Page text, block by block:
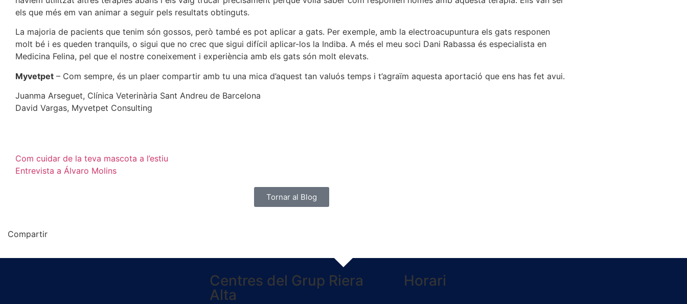
els que més em van animar a seguir pels resultats obtinguts.
La majoria de pacients que tenim són gossos, però també es pot aplicar a gats. Per exemple, amb la electroacupuntura els gats responen
molt bé i es queden tranquils, o sigui que no crec que sigui difícil aplicar-los la Indiba. A més el meu soci Dani Rabassa és especialista en
Medicina Felina, pel que el nostre coneixement i experiència amb els gats són molt elevats.
Myvetpet – Com sempre, és un plaer compartir amb tu una mica d’aquest tan valuós temps i t’agraïm aquesta aportació que ens has fet avui.
Juanma Arseguet, Clínica Veterinària Sant Andreu de Barcelona
David Vargas, Myvetpet Consulting
Com cuidar de la teva mascota a l’estiu
Entrevista a Álvaro Molins
Tornar al Blog
Compartir
Centres del Grup Riera
Alta
Horari